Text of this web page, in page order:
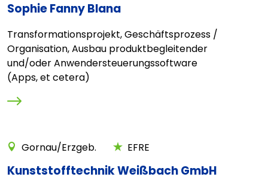
Sophie Fanny Blana
Transformationsprojekt, Geschäftsprozess /
Organisation, Ausbau produktbegleitender
und/oder Anwendersteuerungssoftware
(Apps, et cetera)
Gornau/Erzgeb. EFRE
Kunststofftechnik Weißbach GmbH